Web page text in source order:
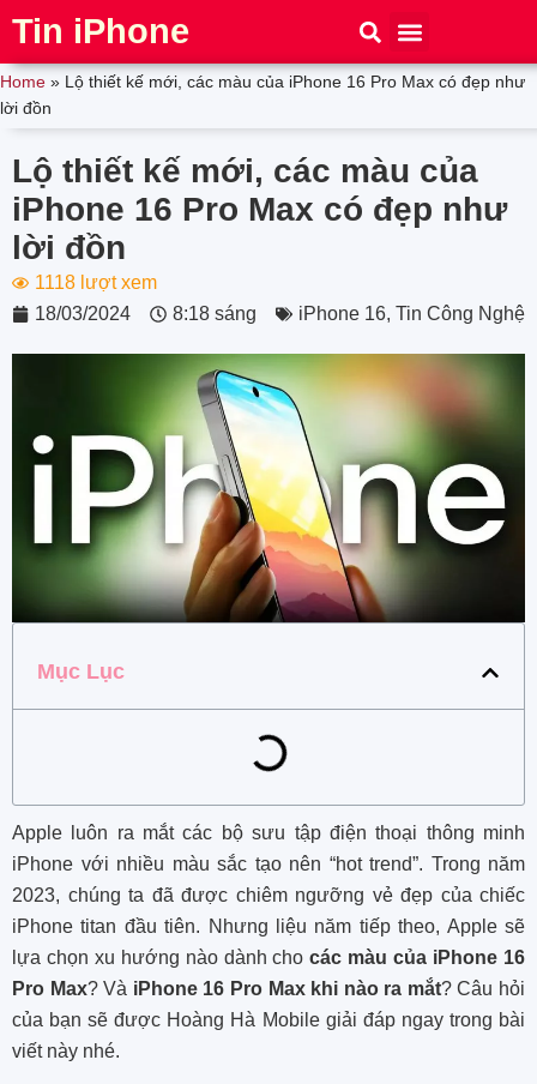
Tin iPhone
Home » Lộ thiết kế mới, các màu của iPhone 16 Pro Max có đẹp như
lời đồn
Lộ thiết kế mới, các màu của
iPhone 16 Pro Max có đẹp như
lời đồn
1118 lượt xem
18/03/2024
8:18 sáng iPhone 16, Tin Công Nghệ
Mục Lục
Apple luôn ra mắt các bộ sưu tập điện thoại thông minh
iPhone với nhiều màu sắc tạo nên “hot trend”. Trong năm
2023, chúng ta đã được chiêm ngưỡng vẻ đẹp của chiếc
iPhone titan đầu tiên. Nhưng liệu năm tiếp theo, Apple sẽ
lựa chọn xu hướng nào dành chocác màu của iPhone 16
Pro Max? Và iPhone 16 Pro Max khi nào ra mắt? Câu hỏi
của bạn sẽ được Hoàng Hà Mobile giải đáp ngay trong bài
viết này nhé.